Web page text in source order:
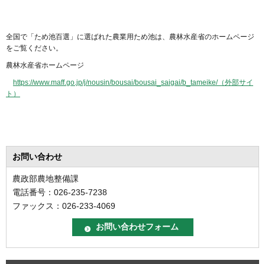
全国で「ため池百選」に選ばれた農業用ため池は、農林水産省のホームページ
をご覧ください。
農林水産省ホームページ
https://www.maff.go.jp/j/nousin/bousai/bousai_saigai/b_tameike/（外部サイ
ト）
お問い合わせ
農政部農地整備課
電話番号：026-235-7238
ファックス：026-233-4069